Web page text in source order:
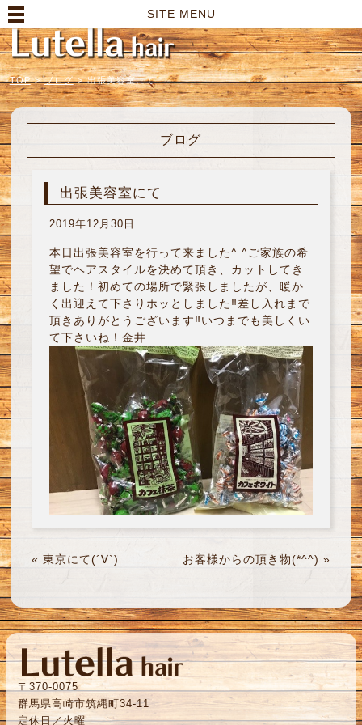
SITE MENU
TOP > ブログ > 出張美容室にて
ブログ
出張美容室にて
2019年12月30日
本日出張美容室を行って来ました^ ^ご家族の希
望でヘアスタイルを決めて頂き、カットしてき
ました！初めての場所で緊張しましたが、暖か
く出迎えて下さりホッとしました‼︎差し入れまで
頂きありがとうございます‼︎いつまでも美しくい
て下さいね！金井
« 東京にて(´∀`) お客様からの頂き物(*^^) »
〒370-0075
群馬県高崎市筑縄町34-11
定休日／火曜